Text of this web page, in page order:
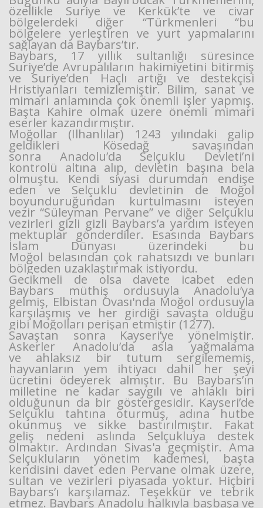
özellikle Suriye ve Kerkük’te ve civar
bölgelerdeki diğer “Türkmenleri “bu
bölgelere yerleştiren ve yurt yapmalarını
sağlayan da Baybars’tır.
Baybars, 17 yıllık sultanlığı süresince
Suriye’de Avrupalıların hakimiyetini bitirmiş
ve Suriye’den Haçlı artığı ve destekçisi
Hristiyanları temizlemiştir. Bilim, sanat ve
mimari anlamında çok önemli işler yapmış.
Başta Kahire olmak üzere önemli mimari
eserler kazandırmıştır.
Moğollar (İlhanlılar) 1243 yılındaki galip
geldikleri Kösedağ savaşından
sonra Anadolu’da Selçuklu Devleti’ni
kontrolü altına alıp, devletin başına bela
olmuştu. Kendi siyasi durumdan endişe
eden ve Selçuklu devletinin de Moğol
boyunduruğundan kurtulmasını isteyen
vezir “Süleyman Pervane” ve diğer Selçuklu
vezirleri gizli gizli Baybars’a yardım isteyen
mektuplar gönderdiler. Esasında Baybars
İslam Dünyası üzerindeki bu
Moğol belasından çok rahatsızdı ve bunları
bölgeden uzaklaştırmak istiyordu.
Gecikmeli de olsa davete icabet eden
Baybars müthiş ordusuyla Anadolu’ya
gelmiş, Elbistan Ovası'nda Moğol ordusuyla
karşılaşmış ve her girdiği savaşta olduğu
gibi Moğolları perişan etmiştir (1277).
Savaştan sonra Kayseri’ye yönelmiştir.
Askerler Anadolu’da asla yağmalama
ve ahlaksız bir tutum sergilememiş,
hayvanların yem ihtiyacı dahil her şeyi
ücretini ödeyerek almıştır. Bu Baybars’ın
milletine ne kadar saygılı ve ahlaklı biri
olduğunun da bir göstergesidir. Kayseri’de
Selçuklu tahtına oturmuş, adına hutbe
okunmuş ve sikke bastırılmıştır. Fakat
geliş nedeni aslında Selçukluya destek
olmaktır. Ardından Sivas'a geçmiştir. Ama
Selçukluların yönetim kademesi, başta
kendisini davet eden Pervane olmak üzere,
sultan ve vezirleri piyasada yoktur. Hiçbiri
Baybars’ı karşılamaz. Teşekkür ve tebrik
etmez. Baybars Anadolu halkıyla başbaşa ve